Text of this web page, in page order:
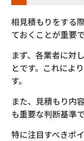
相見積もりをする
ておくことが重要で
まず、各業者に対
とです。これにより
す。
また、見積もり内
も重要な判断基準で
特に注目すべきポ